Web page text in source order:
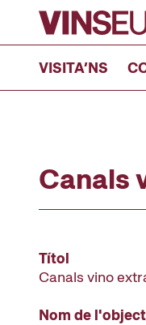
Anar al contingut
VISITA’NS
Canals
Títol
Canals vino
Nom de